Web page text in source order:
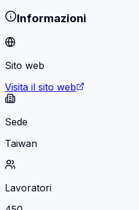
Informazioni
Sito web
Visita il sito web
Sede
Taiwan
Lavoratori